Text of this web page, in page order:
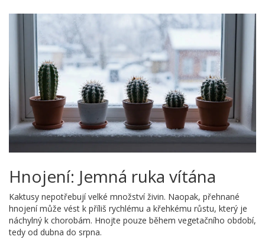
Hnojení: Jemná ruka vítána
Kaktusy nepotřebují velké množství živin. Naopak, přehnané
hnojení může vést k příliš rychlému a křehkému růstu, který je
náchylný k chorobám. Hnojte pouze během vegetačního období,
tedy od dubna do srpna.